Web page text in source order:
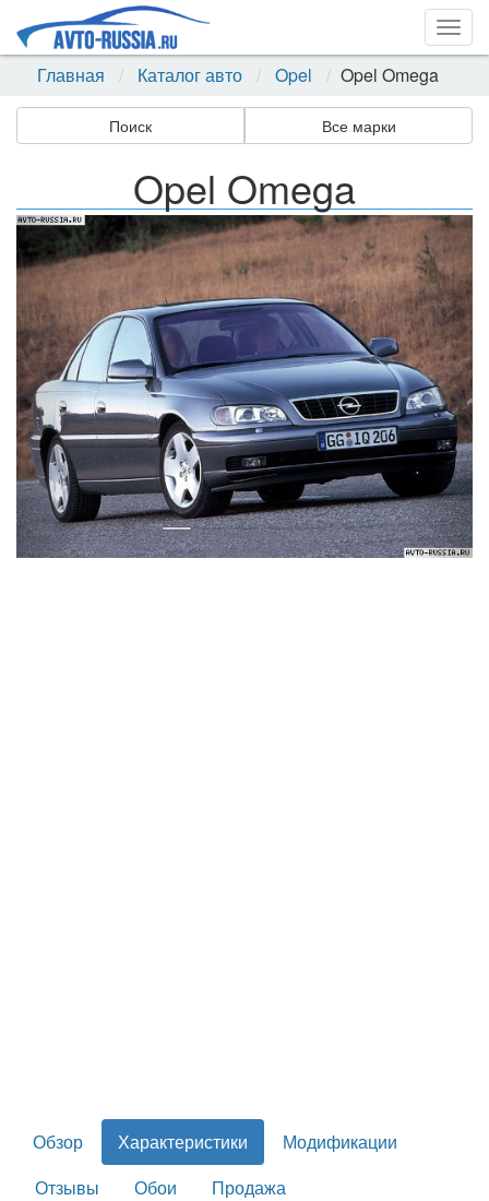
Главная
Каталог авто Opel Opel Omega
Поиск Все марки
Opel Omega
Назад
Обзор Характеристики
Модификации
Отзывы
Обои Продажа